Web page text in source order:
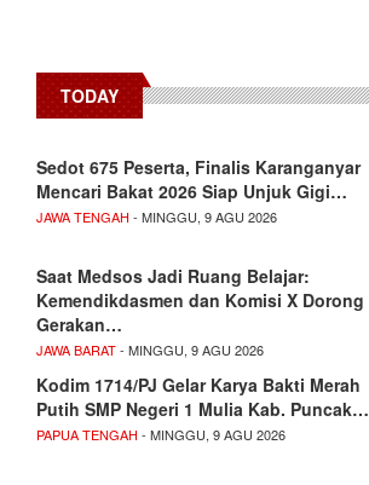
TODAY
Sedot 675 Peserta, Finalis Karanganyar
Mencari Bakat 2026 Siap Unjuk Gigi…
JAWA TENGAH - MINGGU, 9 AGU 2026
Saat Medsos Jadi Ruang Belajar:
Kemendikdasmen dan Komisi X Dorong
Gerakan…
JAWA BARAT- MINGGU, 9 AGU 2026
Kodim 1714/PJ Gelar Karya Bakti Merah
Putih SMP Negeri 1 Mulia Kab. Puncak…
PAPUA TENGAH - MINGGU, 9 AGU 2026